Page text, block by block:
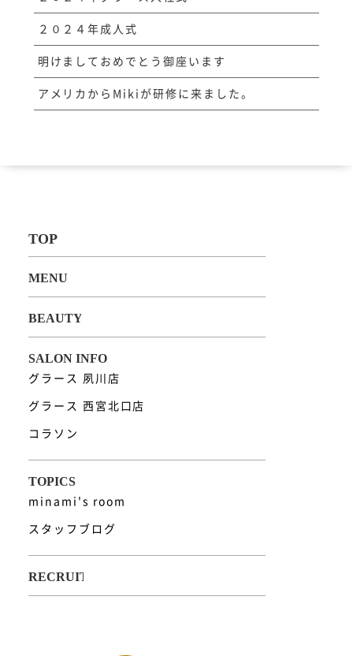
２０２４年成人式
明けましておめでとう御座います
アメリカからMikiが研修に来ました。
グラース 夙川店
グラース 西宮北口店
コラソン
minami's room
スタッフブログ